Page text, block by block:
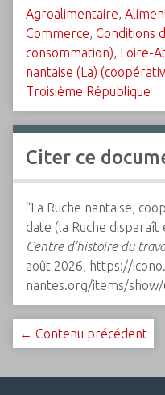
Agroalimentaire,
Commerce, Conditions
consommation), Loire-
nantaise (La)
Troisième République
Citer ce
“La Ruche nantaise,
date (la Ruche disparaît
Centre d'histoire du
août 2026, https://
nantes.org/items/show/
← Contenu précédent